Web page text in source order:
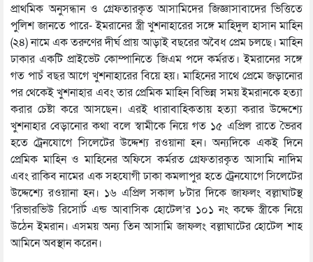
প্রাথমিক অনুসন্ধান ও গ্রেফতারকৃত আসামিদের জিজ্ঞাসাবাদের ভিত্তিতে
পুলিশ জানতে পারে- ইমরানের স্ত্রী খুশনাহারের সঙ্গে মাহিদুল হাসান মাহিন
(২৪) নামে এক তরুণের দীর্ঘ প্রায় আড়াই বছরের অবৈধ প্রেম চলছে। মাহিন
ঢাকার একটি প্রাইভেট কোম্পানিতে জিএম পদে কর্মরত। ইমরানের সঙ্গে
গত পাচঁ বছর আগে খুশনাহারের বিয়ে হয়। মাহিনের সাথে প্রেমে জড়ানোর
পর থেকেই খুশনাহার এবং তার প্রেমিক মাহিন বিভিন্ন সময় ইমরানকে হত্যা
করার চেষ্টা করে আসছেন। এরই ধারাবাহিকতায় হত্যা করার উদ্দেশ্যে
খুশনাহার বেড়ানোর কথা বলে স্বামীকে নিয়ে গত ১৫ এপ্রিল রাতে ভৈরব
হতে ট্রেনযোগে সিলেটের উদ্দেশ্য রওয়ানা হন। অন্যদিকে একই দিনে
প্রেমিক মাহিন ও মাহিনের অফিসে কর্মরত গ্রেফতারকৃত আসামি নাদিম
এবং রাকিব নামের এক সহযোগী ঢাকা কমলাপুর হতে ট্রেনযোগে সিলেটের
উদ্দেশ্যে রওয়ানা হন। ১৬ এপ্রিল সকাল ৮টার দিকে জাফলং বল্লাঘাটস্থ
‘রিভারভিউ রিসোর্ট এন্ড আবাসিক হোটেল’র ১০১ নং কক্ষে স্ত্রীকে নিয়ে
উঠেন ইমরান। এসময় অন্য তিন আসামি জাফলং বল্লাঘাটের হোটেল শাহ
আমিনে অবস্থান করেন।